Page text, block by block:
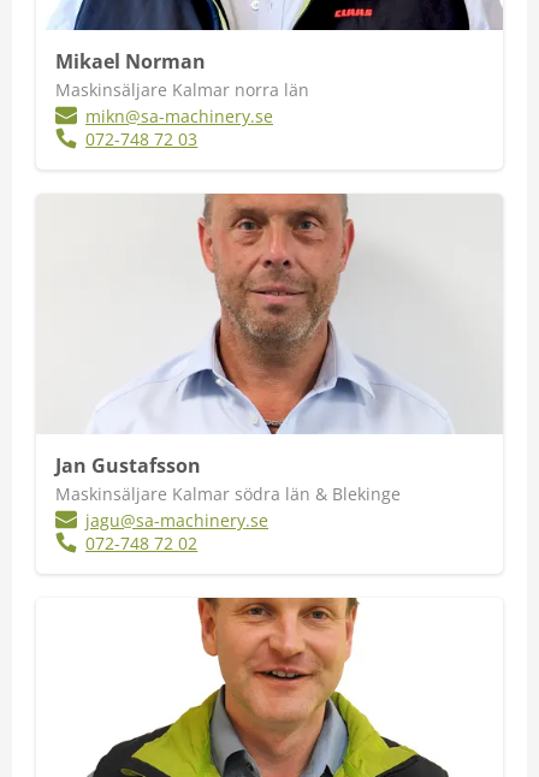
Mikael Norman
Maskinsäljare Kalmar norra län
mikn@sa-machinery.se
072-748 72 03
Jan Gustafsson
Maskinsäljare Kalmar södra län & Blekinge
jagu@sa-machinery.se
072-748 72 02